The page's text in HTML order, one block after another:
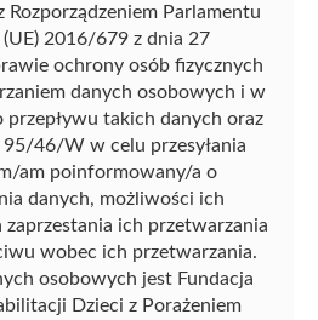
Rozporządzeniem Parlamentu
2016/679 z dnia 27
ochrony osób fizycznych
danych osobowych i w
takich danych oraz
46/W w celu przesyłania
am poinformowany/a o
danych, możliwości ich
zaprzestania ich przetwarzania
wobec ich przetwarzania.
osobowych jest Fundacja
Dzieci z Porażeniem